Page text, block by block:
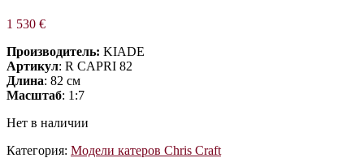
1 530 €
Производитель: KIADE
Артикул: R CAPRI 82
Длина: 82 см
Масштаб: 1:7
Нет в наличии
Категория: Модели катеров Chris Craft